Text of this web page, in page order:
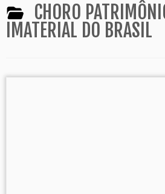
CHORO
IMATERIAL DO BRASIL